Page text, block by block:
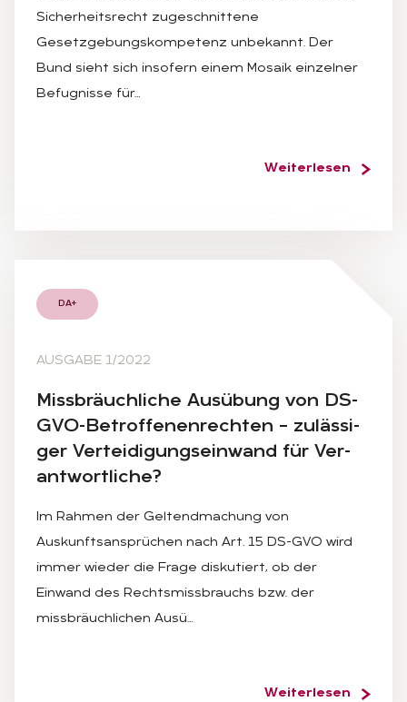
Sicherheitsrecht zugeschnittene
Gesetzgebungskompetenz unbekannt. Der
Bund sieht sich insofern einem Mosaik einzelner
Befugnisse für…
Weiterlesen
DA+
AUSGABE 1/2022
Miss­bräuch­li­che Aus­übung von DS-
GVO-Be­trof­fe­nen­rech­ten – zu­läs­si­
ger Ver­tei­di­gungs­ein­wand für Ver­
ant­wort­li­che?
Im Rahmen der Geltendmachung von
Auskunftsansprüchen nach Art. 15 DS-GVO wird
immer wieder die Frage diskutiert, ob der
Einwand des Rechtsmissbrauchs bzw. der
missbräuchlichen Ausü…
Weiterlesen